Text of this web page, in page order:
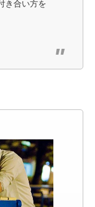
き合い方を